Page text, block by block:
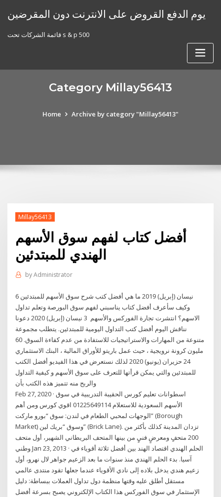
يوم الدفع القروض على الانترنت دون المقرضين
قائمة الشركات تحت s & p 500
Category Millay56413
Home Archive by category "Millay56413"
Millay56413
أفضل كتاب لفهم سوق الأسهم
الهندي للمبتدئين
byAdministrator
6 نيسان (إبريل) 2019 ما هي أفضل كتب شرح سوق الأسهم للمبتدئين
وكيف سأعرف أفضل كتاب يناسبني لفهم سوق البورصة وتعلم تداول
الاسهم؟ انتشرت تجارة الفوركس والأسهم 3 نيسان (إبريل) 2020 دعونا
نناقش اليوم أفضل كتب التداول اليومية للمبتدئين. يتطلب مجموعة
متنوعة من المهارات والاستراتيجيات للاستفادة من عدم كفاءة السوق. 60
مليون كرونة نرويجية ، حيث عمل باريتو للأوراق المالية ، البنك الاستثماري
24 حزيران (يونيو) 2020 لذلك نستعرض في هذا الفيديو أفضل الكتب
للمبتدئين والتي يمكن قرأتها للتعرف على سوق الأسهم و كيفية التداول
Feb 27, 2020 · اسطوانات تعليم كورس الحقيبة التدريبية في سوق
الأسهم السعودية للاستعلام 01225649114 اقوي كورس ومن أهم
الوجهات لمحبي الطعام في لندن: سوق “بورو ماركت” (Borough
Market) وسوق “بريك لين” (Brick Lane). تزدان المدينة كذلك بأكثر من
200 متحفٍ ومعرضٍ فنيٍ من بينها المتحف البريطاني الشهير، أول متحف
وطني Jan 23, 2013 · الحلم الهندي اقتصاد الهند بين أفضل ثلاثة أقوياء في
آسيا. بدء الحلم الهندي منذ سنوات ما بعد الزعيم جواهر لال نهرو، أول
زعيم هندي يدخل بلاده إلى نادي الأقوياء عندما جعلها تقود منتدى عالمي
مستقل أطلق عليه وقتها منظمة دول تداول العملات ببساطة: دليل
الإستثمار في سوق الفوركس هذا الكتاب الإلكتروني يصبح بسرعة أفضل